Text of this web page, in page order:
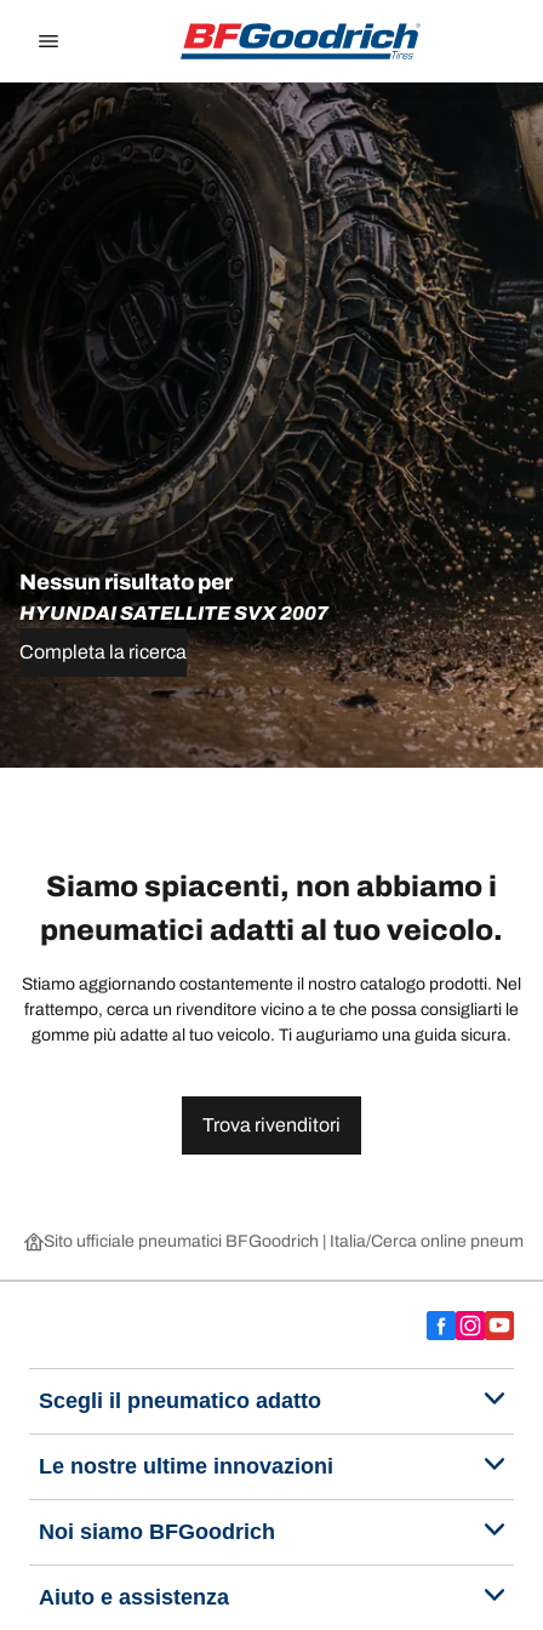
Nessun risultato per
HYUNDAI SATELLITE SVX 2007
Completa la ricerca
Siamo spiacenti, non abbiamo i
pneumatici adatti al tuo veicolo.
Stiamo aggiornando costantemente il nostro catalogo prodotti. Nel
frattempo, cerca un rivenditore vicino a te che possa consigliarti le
gomme più adatte al tuo veicolo. Ti auguriamo una guida sicura.
Trova rivenditori
Sito ufficiale pneumatici BFGoodrich | Italia Cerca online
Scegli il pneumatico adatto
Le nostre ultime innovazioni
Noi siamo BFGoodrich
Aiuto e assistenza